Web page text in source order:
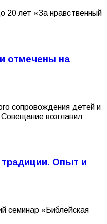
20 лет «За нравственный
отмечены на
сопровождения детей и
возглавил
Опыт и
семинар «Библейская